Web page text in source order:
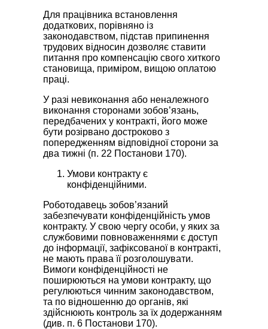
Для працівника встановлення
додаткових, порівняно із
законодавством, підстав припинення
трудових відносин дозволяє ставити
питання про компенсацію свого хиткого
становища, приміром, вищою оплатою
праці.
У разі невиконання або неналежного
виконання сторонами зобов’язань,
передбачених у контракті, його може
бути розірвано достроково з
попередженням відповідної сторони за
два тижні (п. 22 Постанови 170).
Умови контракту є
конфіденційними.
Роботодавець зобов’язаний
забезпечувати конфіденційність умов
контракту. У свою чергу особи, у яких за
службовими повноваженнями є доступ
до інформації, зафіксованої в контракті,
не мають права її розголошувати.
Вимоги конфіденційності не
поширюються на умови контракту, що
регулюються чинним законодавством,
та по відношенню до органів, які
здійснюють контроль за їх додержанням
(див. п. 6 Постанови 170).